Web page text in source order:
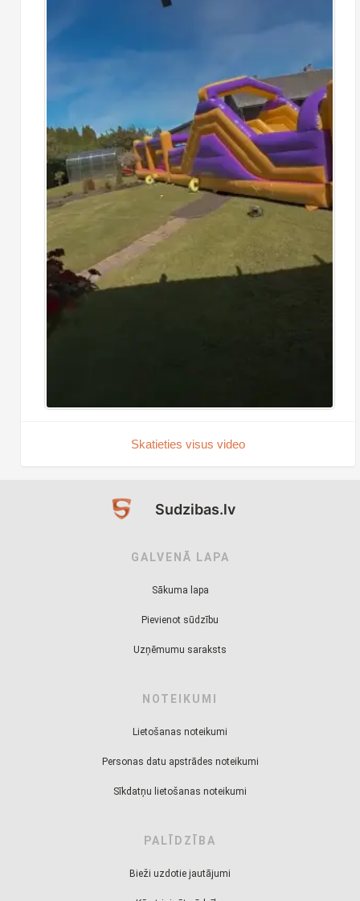
Skatieties visus video
Sudzibas.lv
GALVENĀ LAPA
Sākuma lapa
Pievienot sūdzību
Uzņēmumu saraksts
NOTEIKUMI
Lietošanas noteikumi
Personas datu apstrādes noteikumi
Sīkdatņu lietošanas noteikumi
PALĪDZĪBA
Bieži uzdotie jautājumi